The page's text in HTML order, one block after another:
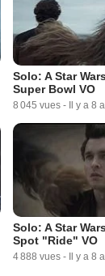
Solo: A Star
Super Bowl VO
8 045 vues - Il y a 8
Solo: A Star
Spot "Ride" VO
4 888 vues - Il y a 8